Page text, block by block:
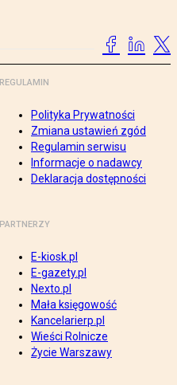
REGULAMIN
Polityka Prywatności
Zmiana ustawień zgód
Regulamin serwisu
Informacje o nadawcy
Deklaracja dostępności
PARTNERZY
E-kiosk.pl
E-gazety.pl
Nexto.pl
Mała księgowość
Kancelarierp.pl
Wieści Rolnicze
Życie Warszawy